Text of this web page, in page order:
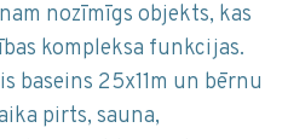
nozīmīgs objekts, kas
kompleksa funkcijas.
baseins 25x11m un bērnu
pirts, sauna,